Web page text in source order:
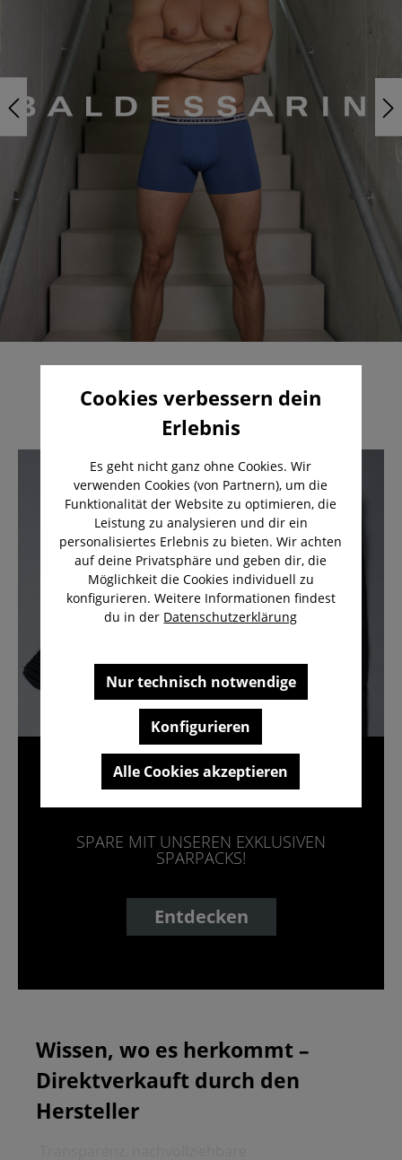
MULTIPACKS
SPARE MIT UNSEREN EXKLUSIVEN
SPARPACKS!
Entdecken
Wissen, wo es herkommt –
Direktverkauft durch den
Hersteller
Cookies verbessern dein
Erlebnis
Es geht nicht ganz ohne Cookies. Wir
verwenden Cookies (von Partnern), um die
Funktionalität der Website zu optimieren, die
Leistung zu analysieren und dir ein
personalisiertes Erlebnis zu bieten. Wir achten
auf deine Privatsphäre und geben dir, die
Möglichkeit die Cookies individuell zu
konfigurieren. Weitere Informationen findest
du in der Datenschutzerklärung
Nur technisch notwendige
Konfigurieren
Alle Cookies akzeptieren